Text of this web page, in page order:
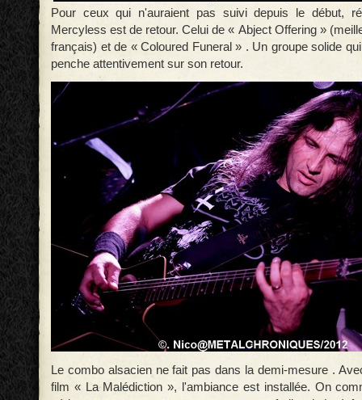
Pour ceux qui n'auraient pas suivi depuis le début,
Mercyless est de retour. Celui de « Abject Offering »
français) et de « Coloured Funeral » . Un groupe solide
penche attentivement sur son retour.
Le combo alsacien ne fait pas dans la demi-mesure .
film « La Malédiction », l'ambiance est installée. On